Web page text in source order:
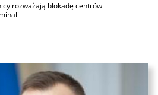
rozważają blokadę centrów